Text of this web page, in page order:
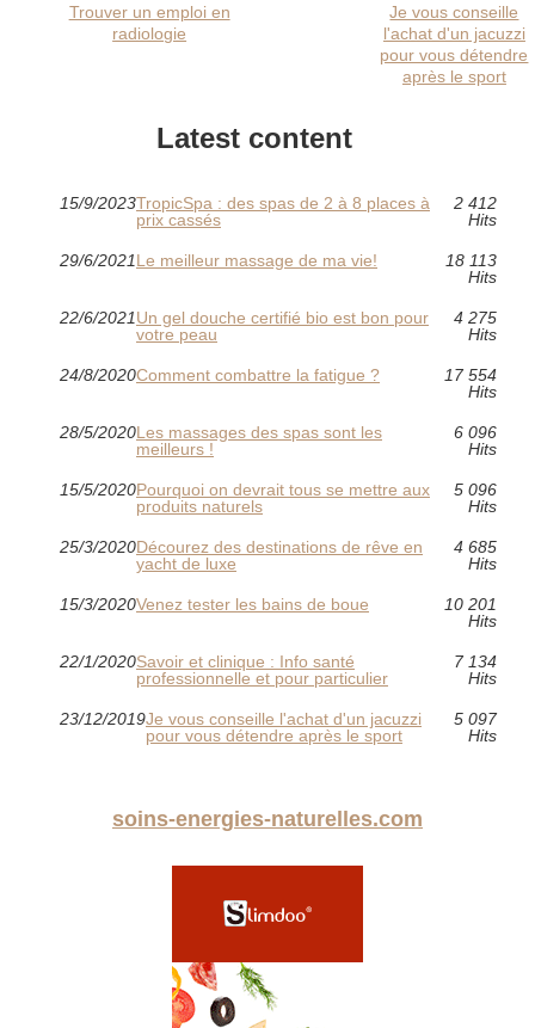
Trouver un emploi en
radiologie
Je vous conseille
l'achat d'un jacuzzi
pour vous détendre
après le sport
Latest content
15/9/2023TropicSpa : des spas de 2 à 8 places à
prix cassés
2 412
Hits
29/6/2021Le meilleur massage de ma vie!
18 113
Hits
22/6/2021Un gel douche certifié bio est bon pour
votre peau
4 275
Hits
24/8/2020Comment combattre la fatigue ?
17 554
Hits
28/5/2020Les massages des spas sont les
meilleurs !
6 096
Hits
15/5/2020Pourquoi on devrait tous se mettre aux
produits naturels
5 096
Hits
25/3/2020Décourez des destinations de rêve en
yacht de luxe
4 685
Hits
15/3/2020Venez tester les bains de boue
10 201
Hits
22/1/2020Savoir et clinique : Info santé
professionnelle et pour particulier
7 134
Hits
23/12/2019Je vous conseille l'achat d'un jacuzzi
pour vous détendre après le sport
5 097
Hits
soins-energies-naturelles.com